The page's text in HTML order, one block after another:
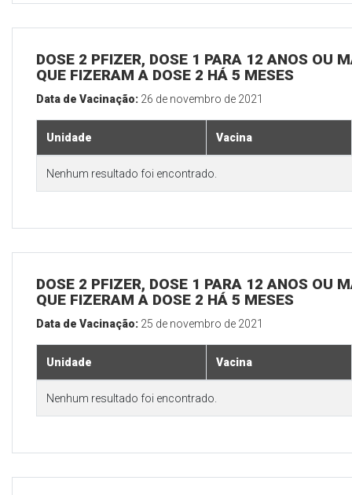
DOSE 2 PFIZER, DOSE 1 PARA 12 ANOS OU
QUE FIZERAM A DOSE 2 HÁ 5 MESES
Data de Vacinação: 26 de novembro de 2021
Unidade Vacina
Nenhum resultado foi encontrado.
DOSE 2 PFIZER, DOSE 1 PARA 12 ANOS OU
QUE FIZERAM A DOSE 2 HÁ 5 MESES
Data de Vacinação: 25 de novembro de 2021
Unidade Vacina
Nenhum resultado foi encontrado.